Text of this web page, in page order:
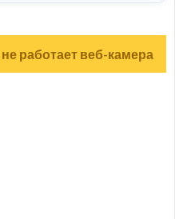
работает веб-камера